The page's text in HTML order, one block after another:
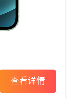
查看详情